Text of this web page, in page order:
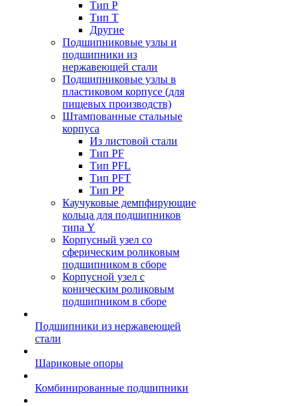
Тип P
Тип T
Другие
Подшипниковые узлы и
подшипники из
нержавеющей стали
Подшипниковые узлы в
пластиковом корпусе (для
пищевых производств)
Штампованные стальные
корпуса
Из листовой стали
Тип PF
Тип PFL
Тип PFT
Тип PP
Каучуковые демпфирующие
кольца для подшипников
типа Y
Корпусный узел со
сферическим роликовым
подшипником в сборе
Корпусной узел с
коническим роликовым
подшипником в сборе
Подшипники из нержавеющей
стали
Шариковые опоры
Комбинированные подшипники